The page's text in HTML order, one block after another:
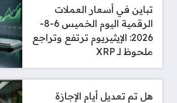
تباين في أسعار العملات
الرقمية اليوم الخميس 6-8-
2026: الإيثيريوم ترتفع وتراجع
ملحوظ لـ XRP
هل تم تعديل أيام الإجازة